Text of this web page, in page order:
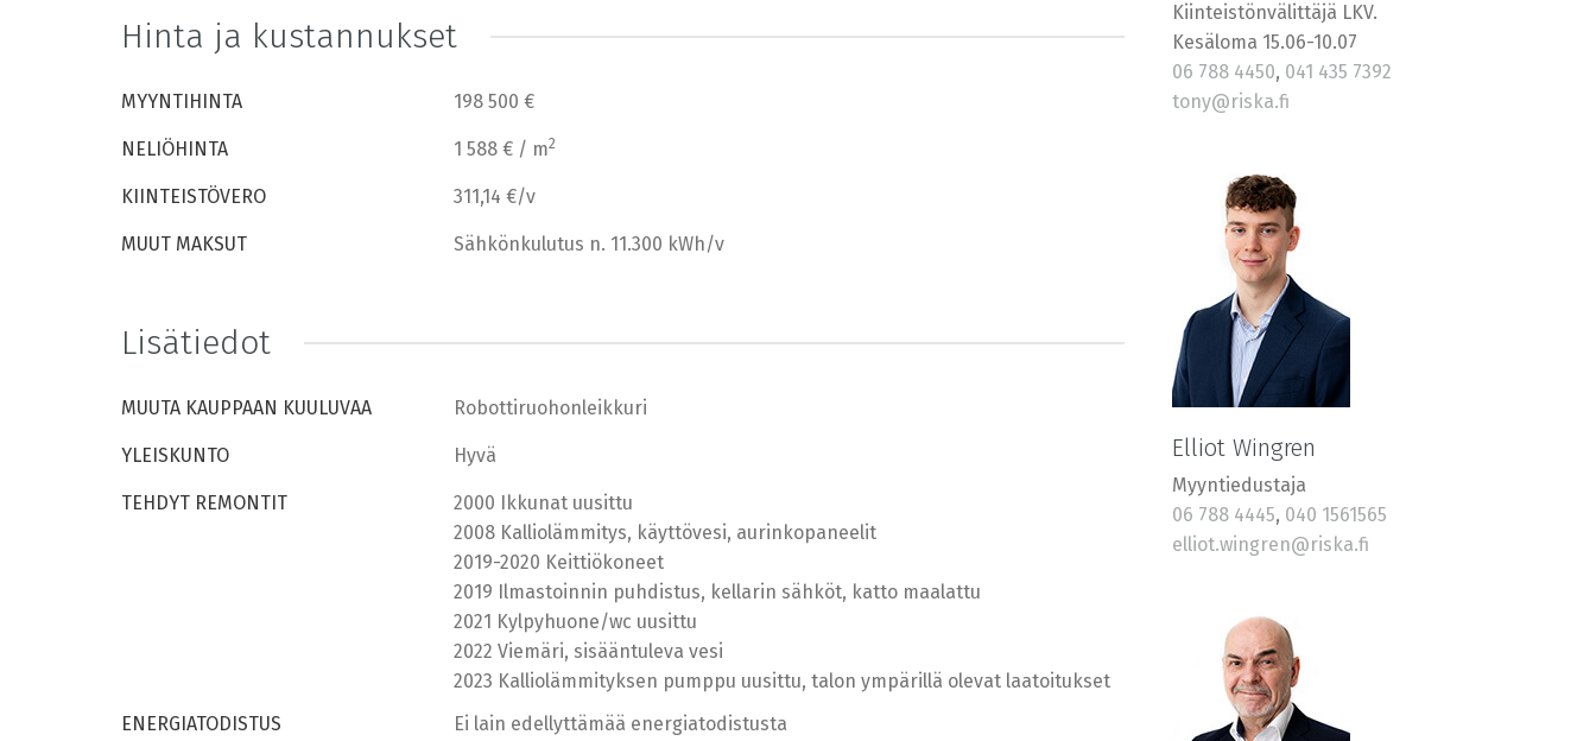
Hinta ja kustannukset
MYYNTIHINTA 198 500 €
NELIÖHINTA 1 588 € / m2
KIINTEISTÖVERO 311,14 €/v
MUUT MAKSUT Sähkönkulutus n. 11.300 kWh/v
Lisätiedot
MUUTA KAUPPAAN KUULUVAA Robottiruohonleikkuri
YLEISKUNTO Hyvä
TEHDYT REMONTIT
2000 Ikkunat uusittu
2008 Kalliolämmitys, käyttövesi, aurinkopaneelit
2019-2020 Keittiökoneet
2019 Ilmastoinnin puhdistus, kellarin sähköt, katto maalattu
2021 Kylpyhuone/wc uusittu
2022 Viemäri, sisääntuleva vesi
2023 Kalliolämmityksen pumppu uusittu, talon ympärillä olevat laatoitukset
ENERGIATODISTUS
Ei lain edellyttämää energiatodistusta
Kiinteistönvälittäjä LKV.
Kesäloma 15.06-10.07
06 788 4450, 041 435 7392
tony@riska.fi
Elliot Wingren
Myyntiedustaja
06 788 4445, 040 1561565
elliot.wingren@riska.fi